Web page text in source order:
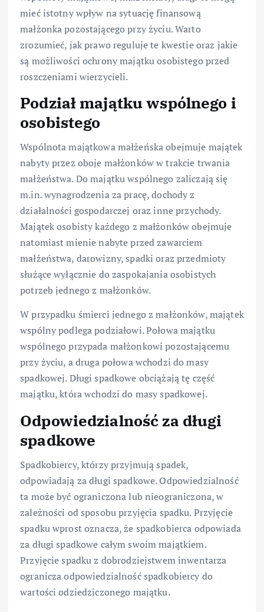
mieć istotny wpływ na sytuację finansową
małżonka pozostającego przy życiu. Warto
zrozumieć, jak prawo reguluje te kwestie oraz jakie
są możliwości ochrony majątku osobistego przed
roszczeniami wierzycieli.
Podział majątku wspólnego i
osobistego
Wspólnota majątkowa małżeńska obejmuje majątek
nabyty przez oboje małżonków w trakcie trwania
małżeństwa. Do majątku wspólnego zaliczają się
m.in. wynagrodzenia za pracę, dochody z
działalności gospodarczej oraz inne przychody.
Majątek osobisty każdego z małżonków obejmuje
natomiast mienie nabyte przed zawarciem
małżeństwa, darowizny, spadki oraz przedmioty
służące wyłącznie do zaspokajania osobistych
potrzeb jednego z małżonków.
W przypadku śmierci jednego z małżonków, majątek
wspólny podlega podziałowi. Połowa majątku
wspólnego przypada małżonkowi pozostającemu
przy życiu, a druga połowa wchodzi do masy
spadkowej. Długi spadkowe obciążają tę część
majątku, która wchodzi do masy spadkowej.
Odpowiedzialność za długi
spadkowe
Spadkobiercy, którzy przyjmują spadek,
odpowiadają za długi spadkowe. Odpowiedzialność
ta może być ograniczona lub nieograniczona, w
zależności od sposobu przyjęcia spadku. Przyjęcie
spadku wprost oznacza, że spadkobierca odpowiada
za długi spadkowe całym swoim majątkiem.
Przyjęcie spadku z dobrodziejstwem inwentarza
ogranicza odpowiedzialność spadkobiercy do
wartości odziedziczonego majątku.